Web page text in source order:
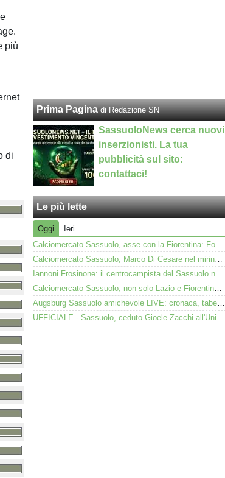
più
di
Prima Pagina di Redazione SN
SassuoloNews cerca nuovi
inserzionisti. La tua
pubblicità sul sito:
contattaci!
Le più lette
Oggi
Ieri
Calciomercato Sassuolo, asse con la Fiorentina: Fortini nel mirino, Thorstvedt e Fabbian sul tavolo
Calciomercato Sassuolo, Marco Di Cesare nel mirino: Palmieri sul centrale del Racing Avellaneda
Iannoni Frosinone: il centrocampista del Sassuolo nel mirino dei ciociari
Calciomercato Sassuolo, non solo Lazio e Fiorentina: il Bologna su Pinamonti, Sartori era al Ricci
Augsburg Sassuolo amichevole LIVE: cronaca, tabellino e diretta
UFFICIALE - Sassuolo, ceduto Gioele Zacchi all'Union Brescia: la formula